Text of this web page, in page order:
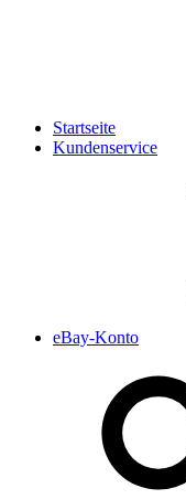
Startseite
Kundenservice
eBay-Konto